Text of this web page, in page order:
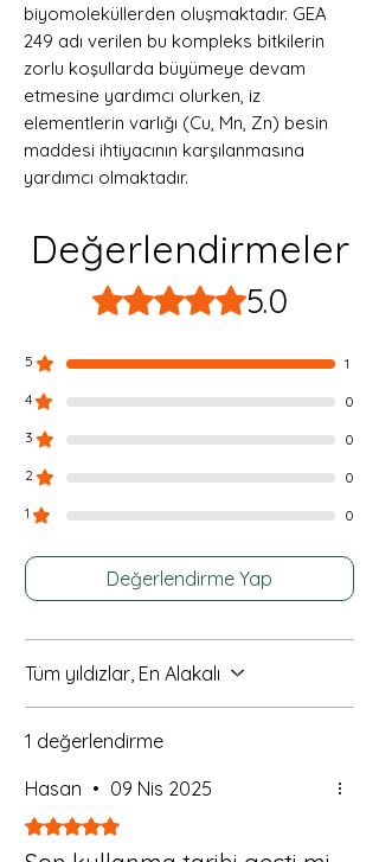
biyomoleküllerden oluşmaktadır. GEA
249 adı verilen bu kompleks bitkilerin
zorlu koşullarda büyümeye devam
etmesine yardımcı olurken, iz
elementlerin varlığı (Cu, Mn, Zn) besin
maddesi ihtiyacının karşılanmasına
yardımcı olmaktadır.
Değerlendirmeler
5 üzerinden 5 yıldız5.0
5
1
4
0
3
0
2
0
1
0
Değerlendirme Yap
Tüm yıldızlar, En Alakalı
1 değerlendirme
Hasan • 09 Nis 2025
5 üzerinden 5 yıldız